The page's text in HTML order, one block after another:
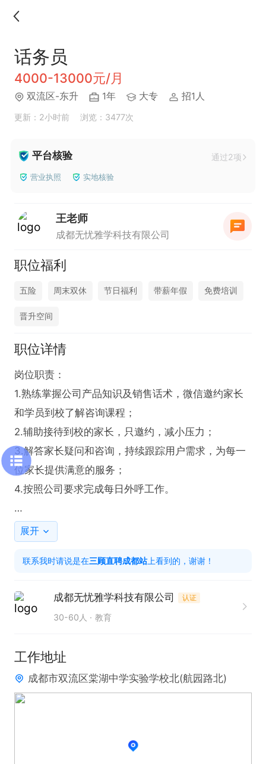
话务员
4000-13000元/月
双流区-东升 1年 大专 招1人
更新：2小时前 浏览：3477次
平台核验 通过2项
营业执照 实地核验
王老师
成都无忧雅学科技有限公司
职位福利
五险 周末双休 节日福利 带薪年假 免费培训
晋升空间
职位详情
岗位职责：
1.熟练掌握公司产品知识及销售话术，微信邀约家长
和学员到校了解咨询课程；
2.辅助接待到校的家长，只邀约，减小压力；
3.解答家长疑问和咨询，持续跟踪用户需求，为每一
位家长提供满意的服务；
4.按照公司要求完成每日外呼工作。
任职要求：
1.大专及以上学历；
2.有电销/客服/邀约经验优先；
力；
4.热爱教育行业，没有行业经验没关系，公司提供专
展开
联系我时请说是在三顾直聘成都站上看到的，谢谢！
成都无忧雅学科技有限公司 认证
30-60人 教育
工作地址
成都市双流区棠湖中学实验学校北(航园路北)